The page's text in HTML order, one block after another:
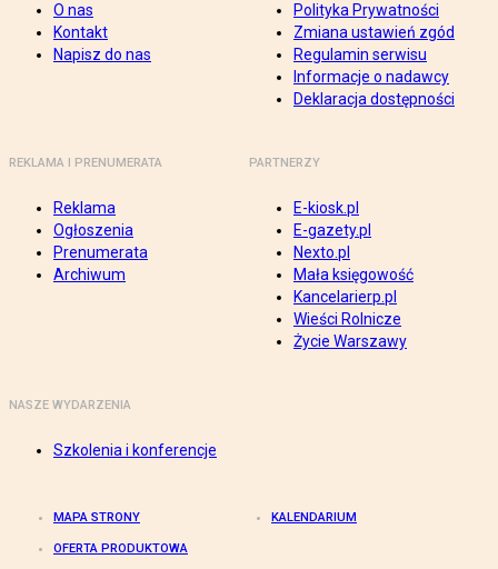
O nas
Kontakt
Napisz do nas
Polityka Prywatności
Zmiana ustawień zgód
Regulamin serwisu
Informacje o nadawcy
Deklaracja dostępności
REKLAMA I PRENUMERATA
Reklama
Ogłoszenia
Prenumerata
Archiwum
PARTNERZY
E-kiosk.pl
E-gazety.pl
Nexto.pl
Mała księgowość
Kancelarierp.pl
Wieści Rolnicze
Życie Warszawy
NASZE WYDARZENIA
Szkolenia i konferencje
MAPA STRONY KALENDARIUM
OFERTA PRODUKTOWA